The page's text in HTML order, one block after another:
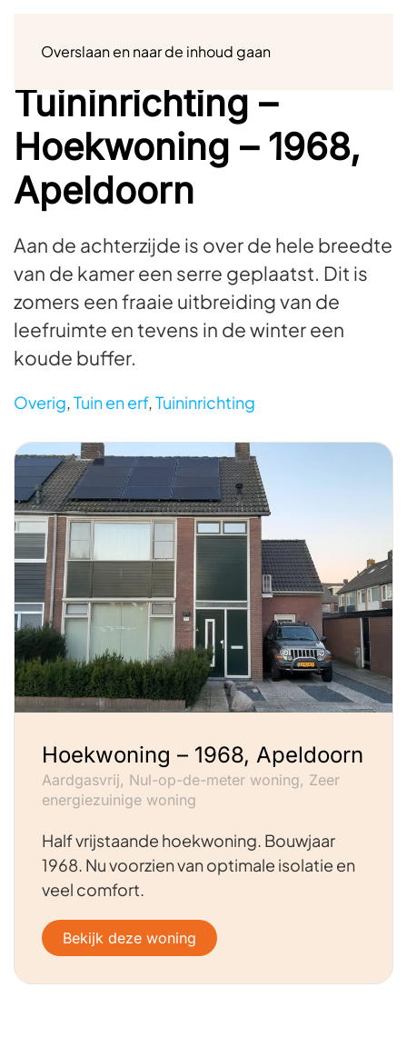
Overslaan en naar de inhoud gaan
Tuininrichting –
Hoekwoning – 1968,
Apeldoorn
Aan de achterzijde is over de hele breedte
van de kamer een serre geplaatst. Dit is
zomers een fraaie uitbreiding van de
leefruimte en tevens in de winter een
koude buffer.
Overig,Tuin en erf,Tuininrichting
Hoekwoning – 1968, Apeldoorn
Aardgasvrij, Nul-op-de-meter woning, Zeer
energiezuinige woning
Half vrijstaande hoekwoning. Bouwjaar
1968. Nu voorzien van optimale isolatie en
veel comfort.
Bekijk deze woning